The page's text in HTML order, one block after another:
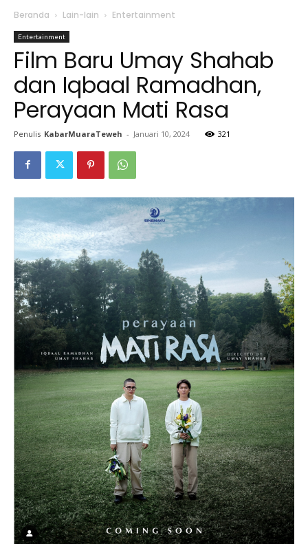
Beranda Lain-lain Entertainment
Entertainment
Film Baru Umay Shahab
dan Iqbaal Ramadhan,
Perayaan Mati Rasa
Penulis KabarMuaraTeweh - Januari 10, 2024 321